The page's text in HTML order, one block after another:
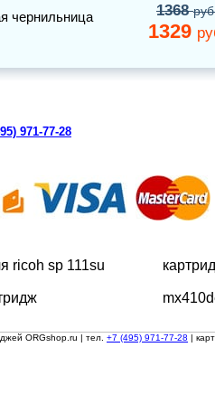
чернильница
1368
1329
971-77-28
ricoh sp 111su
ORGshop.ru | тел. +7 (495) 971-77-28 |